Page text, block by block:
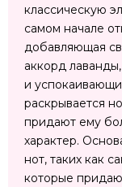
классическую
самом начале
добавляющая
аккорд
и
раскрывается
придают ему
характер.
нот, таких как
которые